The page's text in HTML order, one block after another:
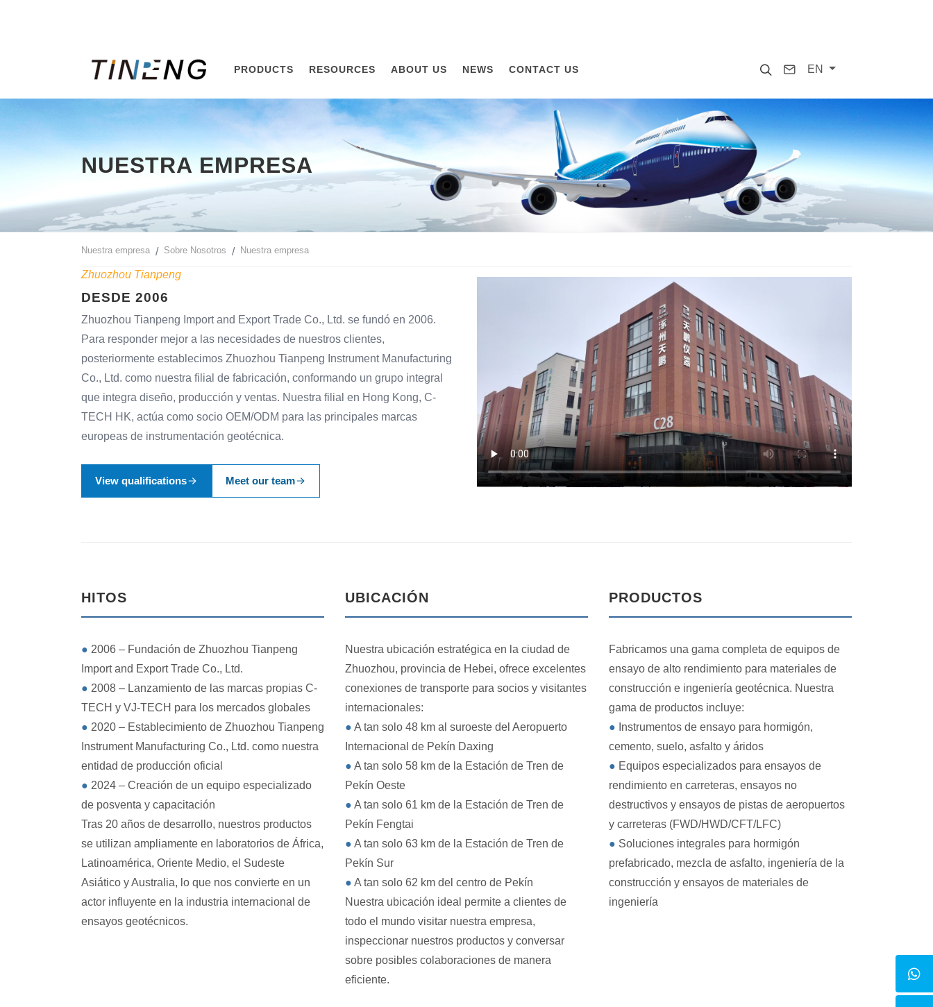
SearchContact
EN
PRODUCTS RESOURCES ABOUT US NEWS CONTACT US
NUESTRA EMPRESA
Nuestra empresa Sobre Nosotros Nuestra empresa
Zhuozhou Tianpeng
DESDE 2006
Zhuozhou Tianpeng Import and Export Trade Co., Ltd. se fundó en 2006.
Para responder mejor a las necesidades de nuestros clientes,
posteriormente establecimos Zhuozhou Tianpeng Instrument Manufacturing
Co., Ltd. como nuestra filial de fabricación, conformando un grupo integral
que integra diseño, producción y ventas. Nuestra filial en Hong Kong, C-
TECH HK, actúa como socio OEM/ODM para las principales marcas
europeas de instrumentación geotécnica.
View qualifications Meet our team
HITOS
● 2006 – Fundación de Zhuozhou Tianpeng
Import and Export Trade Co., Ltd.
● 2008 – Lanzamiento de las marcas propias C-
TECH y VJ-TECH para los mercados globales
● 2020 – Establecimiento de Zhuozhou Tianpeng
Instrument Manufacturing Co., Ltd. como nuestra
entidad de producción oficial
● 2024 – Creación de un equipo especializado
de posventa y capacitación
Tras 20 años de desarrollo, nuestros productos
se utilizan ampliamente en laboratorios de África,
Latinoamérica, Oriente Medio, el Sudeste
Asiático y Australia, lo que nos convierte en un
actor influyente en la industria internacional de
ensayos geotécnicos.
UBICACIÓN
Nuestra ubicación estratégica en la ciudad de
Zhuozhou, provincia de Hebei, ofrece excelentes
conexiones de transporte para socios y visitantes
internacionales:
● A tan solo 48 km al suroeste del Aeropuerto
Internacional de Pekín Daxing
● A tan solo 58 km de la Estación de Tren de
Pekín Oeste
● A tan solo 61 km de la Estación de Tren de
Pekín Fengtai
● A tan solo 63 km de la Estación de Tren de
Pekín Sur
● A tan solo 62 km del centro de Pekín
Nuestra ubicación ideal permite a clientes de
todo el mundo visitar nuestra empresa,
inspeccionar nuestros productos y conversar
sobre posibles colaboraciones de manera
eficiente.
PRODUCTOS
Fabricamos una gama completa de equipos de
ensayo de alto rendimiento para materiales de
construcción e ingeniería geotécnica. Nuestra
gama de productos incluye:
● Instrumentos de ensayo para hormigón,
cemento, suelo, asfalto y áridos
● Equipos especializados para ensayos de
rendimiento en carreteras, ensayos no
destructivos y ensayos de pistas de aeropuertos
y carreteras (FWD/HWD/CFT/LFC)
● Soluciones integrales para hormigón
prefabricado, mezcla de asfalto, ingeniería de la
construcción y ensayos de materiales de
ingeniería